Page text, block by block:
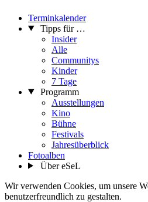
Terminkalender
Tipps für …
Insider
Alle
Communitys
Kinder
7 Tage
Programm
Ausstellungen
Kino
Bühne
Festivals
Jahresüberblick
Fotoalben
Über eSeL
Wir verwenden Cookies, um unsere
benutzerfreundlich zu gestalten.